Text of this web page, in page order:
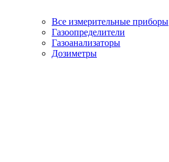
Все измерительные приборы
Газоопределители
Газоанализаторы
Дозиметры